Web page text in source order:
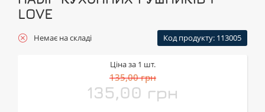
LOVE
Немає на складі Код продукту: 113005
Ціна за 1 шт.
135,00 грн
135,00 грн